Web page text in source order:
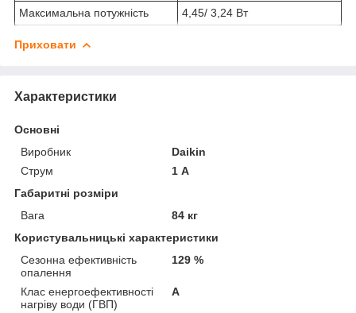
Максимальна потужність 4,45/ 3,24 Вт
Приховати
Характеристики
Основні
Виробник
Daikin
Струм
1 А
Габаритні розміри
Вага
84 кг
Користувальницькі характеристики
Сезонна ефективність
опалення
129 %
Клас енергоефективності
нагріву води (ГВП)
А